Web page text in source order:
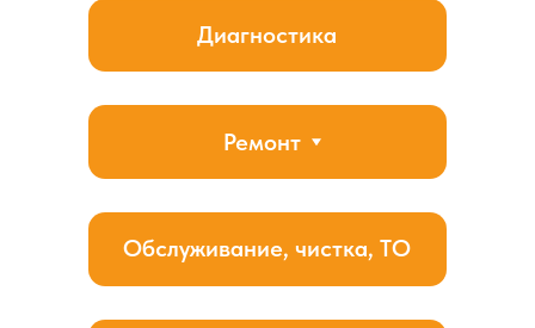
от окна или над окном обеспечивает оптимальное
использование пространства и может быть особенно
полезным, если наружное пространство ограничено или
оконная рама занята другими элементами.
коммуникаций, включая хладагентные трубы,